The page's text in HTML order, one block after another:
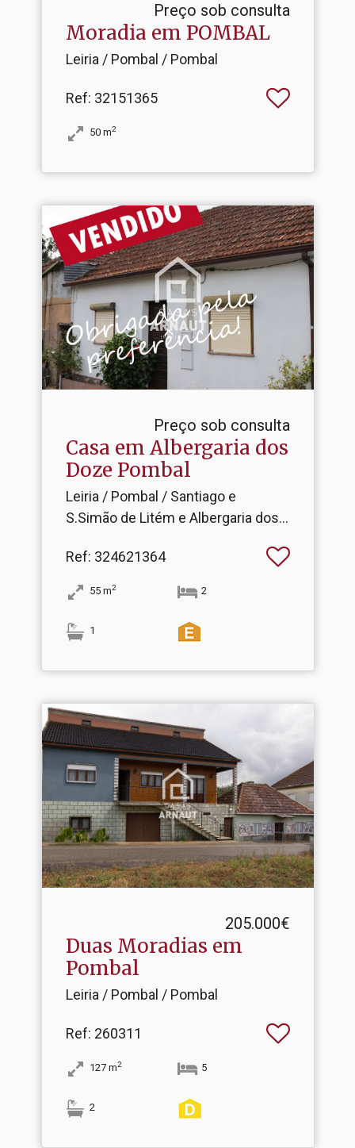
Preço sob consulta
Moradia em POMBAL
Leiria / Pombal / Pombal
Ref: 32151365
50 m2
Preço sob consulta
Casa em Albergaria dos
Doze Pombal
Leiria / Pombal / Santiago e
S.Simão de Litém e Albergaria dos
Ref: 324621364
55 m2 2
1
205.000€
Duas Moradias em
Pombal
Leiria / Pombal / Pombal
Ref: 260311
127 m2 5
2